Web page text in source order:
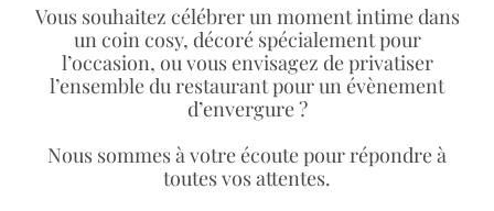
Vous souhaitez célébrer un moment intime dans
un coin cosy, décoré spécialement pour
l’occasion, ou vous envisagez de privatiser
l’ensemble du restaurant pour un évènement
d’envergure ?
Nous sommes à votre écoute pour répondre à
toutes vos attentes.